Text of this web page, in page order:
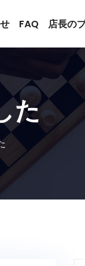
FAQ 店長の
た